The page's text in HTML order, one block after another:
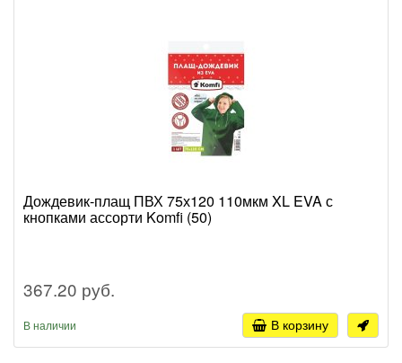
Дождевик-плащ ПВХ 75х120 110мкм XL EVA с
кнопками ассорти Komfi (50)
367.20 руб.
В наличии В корзину